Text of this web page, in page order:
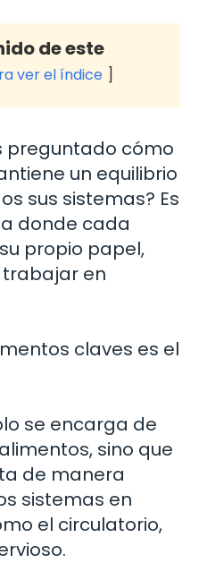
de este
ver el índice
preguntado cómo
un equilibrio
sus sistemas? Es
donde cada
propio papel,
en
claves es el
se encarga de
sino que
de manera
sistemas en
el circulatorio,